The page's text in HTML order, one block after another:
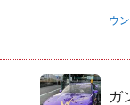
ウ
ガ